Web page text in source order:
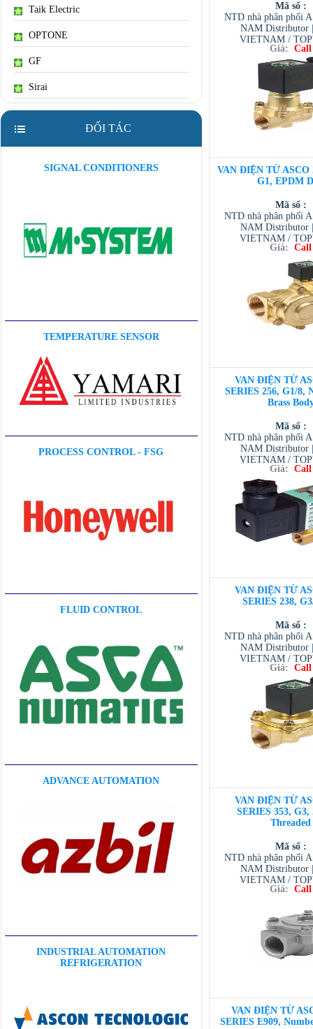
Taik Electric
OPTONE
GF
Sirai
ĐỐI TÁC
SIGNAL CONDITIONERS
TEMPERATURE SENSOR
PROCESS CONTROL - FSG
FLUID CONTROL
ADVANCE AUTOMATION
INDUSTRIAL AUTOMATION
REFRIGERATION
Mã số :
NTD nhà phân phối
NAM Distributor
VIETNAM /
VIETNAM /
/ TESCOM
Giá: Call
VAN ĐIỆN TỪ ASCO
G1, EPDM
Mã số :
NTD nhà phân phối
NAM Distributor
VIETNAM /
VIETNAM /
/ TESCOM
Giá: Call
VAN ĐIỆN TỪ
SERIES 256, G1/8,
Brass
Mã số :
NTD nhà phân phối
NAM Distributor
VIETNAM /
VIETNAM /
/ TESCOM
Giá: Call
VAN ĐIỆN TỪ
SERIES 238,
Mã số :
NTD nhà phân phối
NAM Distributor
VIETNAM /
VIETNAM /
/ TESCOM
Giá: Call
VAN ĐIỆN TỪ
SERIES 353, G3,
Threaded
Mã số :
NTD nhà phân phối
NAM Distributor
VIETNAM /
VIETNAM /Giá: Call
VAN ĐIỆN TỪ
SERIES E909,